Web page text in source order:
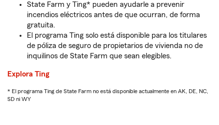
State Farm y Ting* pueden ayudarle a prevenir
incendios eléctricos antes de que ocurran, de forma
gratuita.
El programa Ting solo está disponible para los titulares
de póliza de seguro de propietarios de vivienda no de
inquilinos de State Farm que sean elegibles.
Explora Ting
* El programa Ting de State Farm no está disponible actualmente en AK, DE, NC,
SD ni WY